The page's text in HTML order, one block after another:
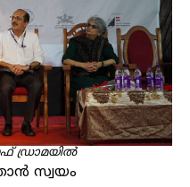
ഡ്രാമയിൽ
സ്വയം